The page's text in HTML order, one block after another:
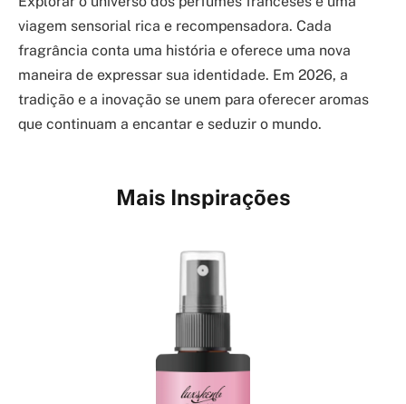
viagem sensorial rica e recompensadora. Cada
fragrância conta uma história e oferece uma nova
maneira de expressar sua identidade. Em 2026, a
tradição e a inovação se unem para oferecer aromas
que continuam a encantar e seduzir o mundo.
Mais Inspirações